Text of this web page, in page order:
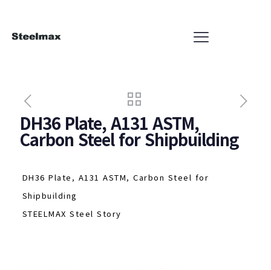
DH36 Plate, A131 ASTM,
Carbon Steel for Shipbuilding
DH36 Plate, A131 ASTM, Carbon Steel for
Shipbuilding
STEELMAX Steel Story